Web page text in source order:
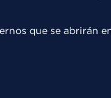
que se abrirán